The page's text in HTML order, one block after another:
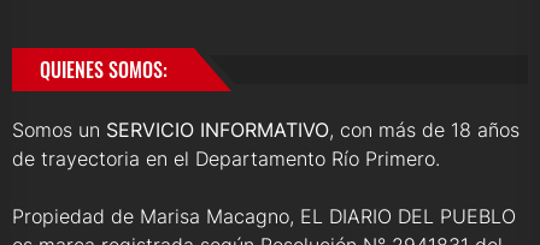
QUIENES SOMOS:
Somos un SERVICIO INFORMATIVO, con más de 18 años
de trayectoria en el Departamento Río Primero.
Propiedad de Marisa Macagno, EL DIARIO DEL PUEBLO